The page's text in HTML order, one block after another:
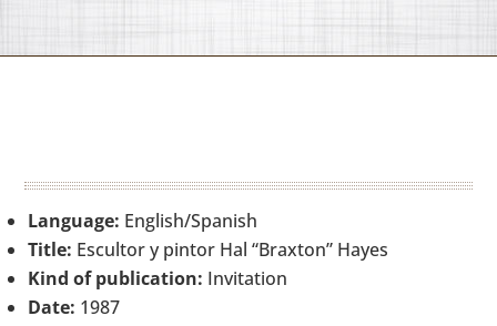
Language: English/Spanish
Title: Escultor y pintor Hal “Braxton” Hayes
Kind of publication: Invitation
Date: 1987